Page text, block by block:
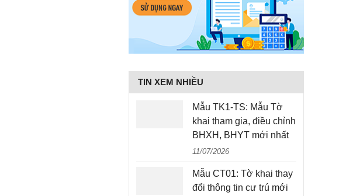
TIN XEM NHIỀU
Mẫu TK1-TS: Mẫu Tờ
khai tham gia, điều chỉnh
BHXH, BHYT mới nhất
11/07/2026
Mẫu CT01: Tờ khai thay
đổi thông tin cư trú mới